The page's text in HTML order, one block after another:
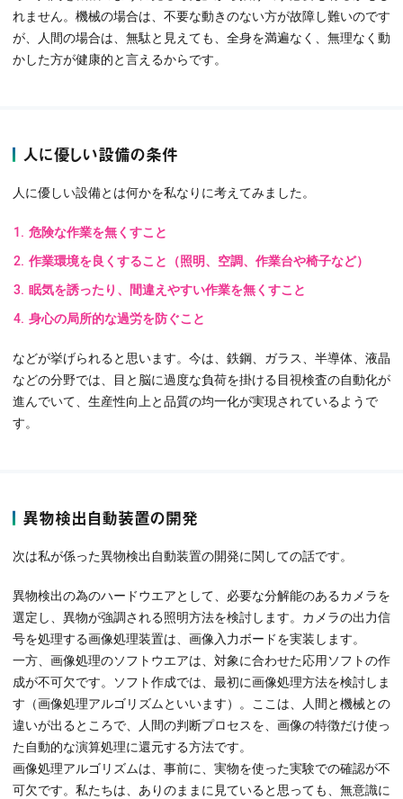
れません。機械の場合は、不要な動きのない方が故障し難いのです
が、人間の場合は、無駄と見えても、全身を満遍なく、無理なく動
かした方が健康的と言えるからです。
人に優しい設備の条件
人に優しい設備とは何かを私なりに考えてみました。
危険な作業を無くすこと
作業環境を良くすること（照明、空調、作業台や椅子など）
眠気を誘ったり、間違えやすい作業を無くすこと
身心の局所的な過労を防ぐこと
などが挙げられると思います。今は、鉄鋼、ガラス、半導体、液晶
などの分野では、目と脳に過度な負荷を掛ける目視検査の自動化が
進んでいて、生産性向上と品質の均一化が実現されているようで
す。
異物検出自動装置の開発
次は私が係った異物検出自動装置の開発に関しての話です。
異物検出の為のハードウエアとして、必要な分解能のあるカメラを
選定し、異物が強調される照明方法を検討します。カメラの出力信
号を処理する画像処理装置は、画像入力ボードを実装します。
一方、画像処理のソフトウエアは、対象に合わせた応用ソフトの作
成が不可欠です。ソフト作成では、最初に画像処理方法を検討しま
す（画像処理アルゴリズムといいます）。ここは、人間と機械との
違いが出るところで、人間の判断プロセスを、画像の特徴だけ使っ
た自動的な演算処理に還元する方法です。
画像処理アルゴリズムは、事前に、実物を使った実験での確認が不
可欠です。私たちは、ありのままに見ていると思っても、無意識に